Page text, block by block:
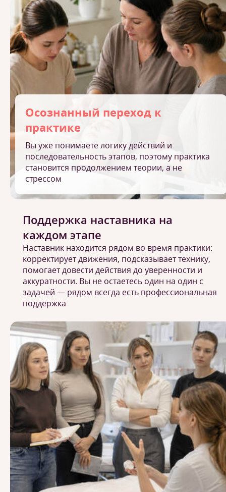
Осознанный переход к
практике
Вы уже понимаете логику действий и
последовательность этапов, поэтому практика
становится продолжением теории, а не
стрессом
Поддержка наставника на
каждом этапе
Наставник находится рядом во время практики:
корректирует движения, подсказывает технику,
помогает довести действия до уверенности и
аккуратности. Вы не остаетесь один на один с
задачей — рядом всегда есть профессиональная
поддержка